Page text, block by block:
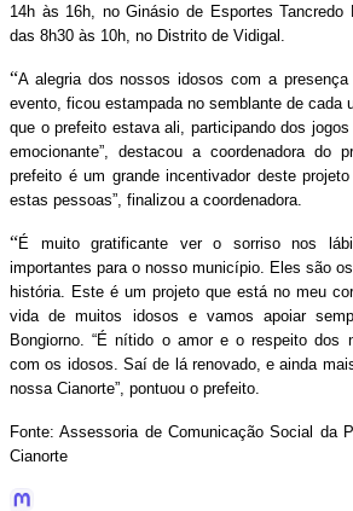
14h às 16h, no Ginásio de Esportes
das 8h30 às 10h, no Distrito de Vidigal.
“A alegria dos nossos idosos com a
evento, ficou estampada no semblante de cada
que o prefeito estava ali, participando dos
emocionante”, destacou a coordenadora do
prefeito é um grande incentivador deste
estas pessoas”, finalizou a coordenadora.
“É muito gratificante ver o sorriso nos
importantes para o nosso município. Eles são
história. Este é um projeto que está no meu
vida de muitos idosos e vamos apoiar
Bongiorno. “É nítido o amor e o respeito dos
com os idosos. Saí de lá renovado, e ainda
nossa Cianorte”, pontuou o prefeito.
Fonte: Assessoria de Comunicação Social da
Cianorte